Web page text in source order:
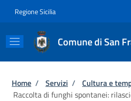
Regione Sicilia
Comune di San
Briciole di pane
Home / Servizi / Cultura e
Raccolta di funghi spontanei: